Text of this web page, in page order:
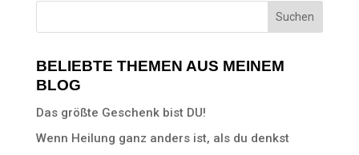
BELIEBTE THEMEN AUS MEINEM
BLOG
Das größte Geschenk bist DU!
Wenn Heilung ganz anders ist, als du denkst